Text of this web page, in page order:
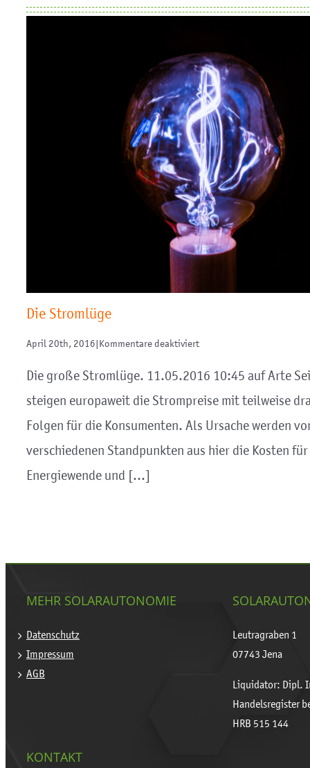
Die Stromlüge
April 20th, 2016 Kommentare deaktiviertfür
Stromlüge
Die große Stromlüge. 11.05.2016 10:45 auf Arte
steigen europaweit die Strompreise mit teilweise
Folgen für die Konsumenten. Als Ursache werden
verschiedenen Standpunkten aus hier die Kosten
Energiewende und [...]
MEHR SOLARAUTONOMIE
Datenschutz
Impressum
AGB
Leutragraben 1
07743 Jena
Liquidator: Dipl.
Handelsregister
HRB 515 144
KONTAKT